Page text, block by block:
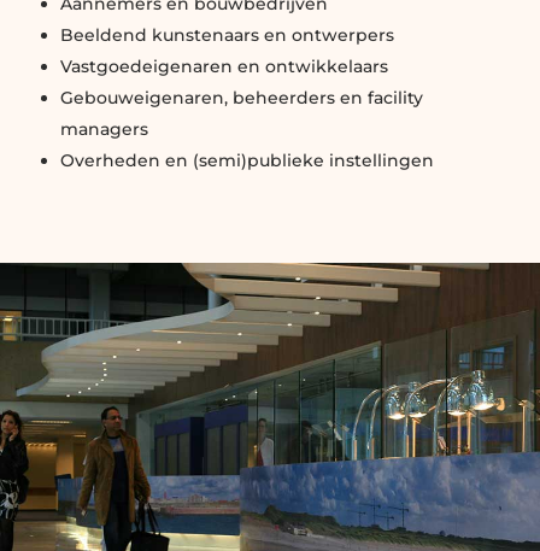
Beeldend kunstenaars en ontwerpers
Vastgoedeigenaren en ontwikkelaars
Gebouweigenaren, beheerders en facility
managers
Overheden en (semi)publieke instellingen